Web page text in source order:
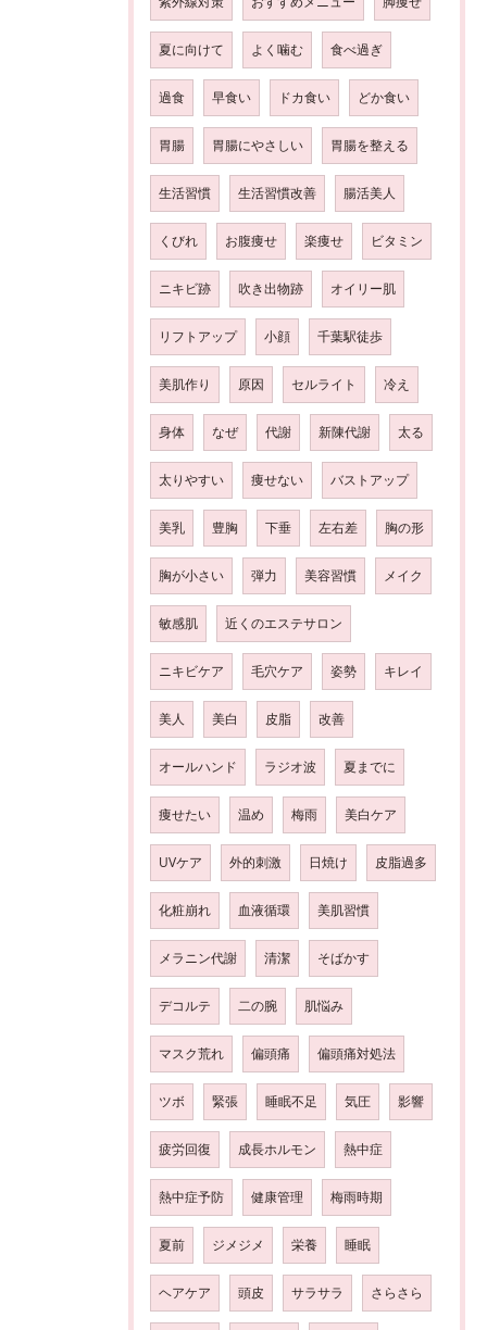
夏に向けて よく噛む 食べ過ぎ
過食 早食い ドカ食い どか食い
胃腸 胃腸にやさしい 胃腸を整える
生活習慣 生活習慣改善 腸活美人
くびれ お腹痩せ 楽痩せ ビタミン
ニキビ跡 吹き出物跡 オイリー肌
リフトアップ 小顔 千葉駅徒歩
美肌作り 原因 セルライト 冷え
身体 なぜ 代謝 新陳代謝 太る
太りやすい 痩せない バストアップ
美乳 豊胸 下垂 左右差 胸の形
胸が小さい 弾力 美容習慣 メイク
敏感肌 近くのエステサロン
ニキビケア 毛穴ケア 姿勢 キレイ
美人 美白 皮脂 改善
オールハンド ラジオ波 夏までに
痩せたい 温め 梅雨 美白ケア
UVケア 外的刺激 日焼け 皮脂過多
化粧崩れ 血液循環 美肌習慣
メラニン代謝 清潔 そばかす
デコルテ 二の腕 肌悩み
マスク荒れ 偏頭痛 偏頭痛対処法
ツボ 緊張 睡眠不足 気圧 影響
疲労回復 成長ホルモン 熱中症
熱中症予防 健康管理 梅雨時期
夏前 ジメジメ 栄養 睡眠
ヘアケア 頭皮 サラサラ さらさら